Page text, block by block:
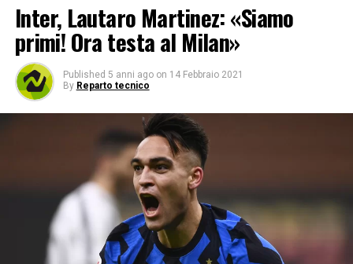
Inter, Lautaro Martinez: «Siamo
primi! Ora testa al Milan»
Published 5 anni ago on 14 Febbraio 2021
By Reparto tecnico